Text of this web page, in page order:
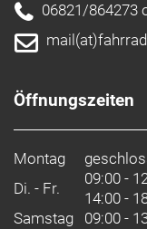
06821/864273
Öffnungszeiten
Montag
Di. - Fr.
09:00 -
14:00 -
Samstag 09:00 -